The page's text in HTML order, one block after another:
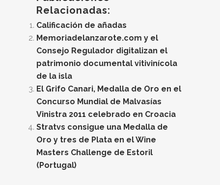
Relacionadas:
Calificación de añadas
Memoriadelanzarote.com y el
Consejo Regulador digitalizan el
patrimonio documental vitivinícola
de la isla
El Grifo Canari, Medalla de Oro en el
Concurso Mundial de Malvasías
Vinistra 2011 celebrado en Croacia
Stratvs consigue una Medalla de
Oro y tres de Plata en el Wine
Masters Challenge de Estoril
(Portugal)